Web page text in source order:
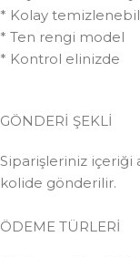
* Kolay
* Ten rengi model
* Kontrol elinizde
GÖNDERİ ŞEKLİ
Siparişleriniz içeriği
kolide gönderilir.
ÖDEME TÜRLERİ